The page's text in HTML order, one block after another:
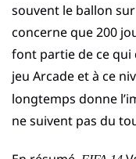
souvent le ballon
concerne que 200
font partie de ce qui
jeu Arcade et à ce
longtemps donne
ne suivent pas du